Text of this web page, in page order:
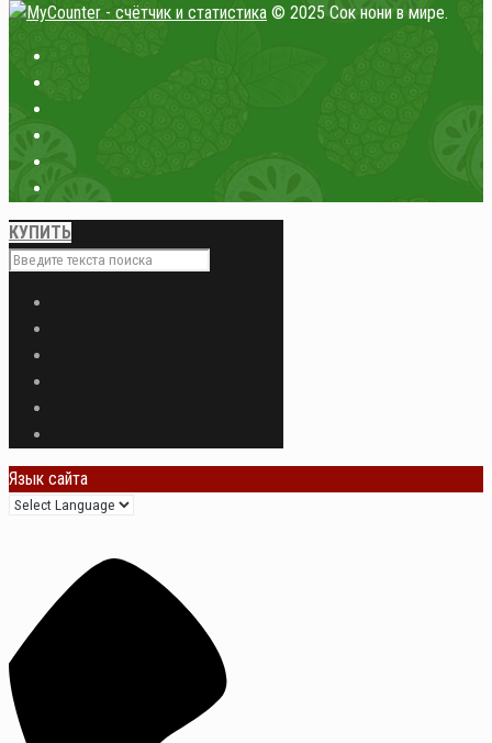
© 2025 Сок нони в мире.
КУПИТЬ
Язык сайта